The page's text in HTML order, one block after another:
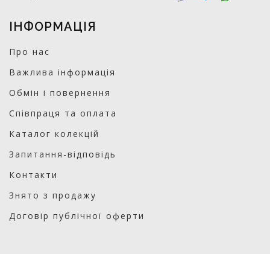
ІНФОРМАЦІЯ
Про нас
Важлива інформація
Обмін і повернення
Співпраця та оплата
Каталог колекцій
Запитання-відповідь
Контакти
Знято з продажу
Договір публічної оферти